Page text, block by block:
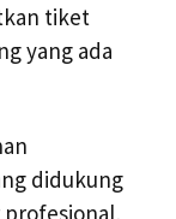
tiket
yang ada
didukung